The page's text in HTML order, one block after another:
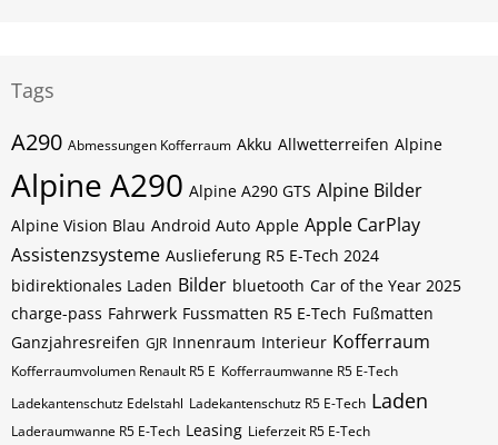
Tags
A290 Abmessungen Kofferraum Akku Allwetterreifen Alpine
Alpine A290 Alpine A290 GTS Alpine Bilder
Alpine Vision Blau Android Auto Apple Apple CarPlay
Assistenzsysteme Auslieferung R5 E-Tech 2024
bidirektionales Laden Bilder bluetooth Car of the Year 2025
charge-pass Fahrwerk Fussmatten R5 E-Tech Fußmatten
Ganzjahresreifen GJR Innenraum Interieur Kofferraum
Kofferraumvolumen Renault R5 E Kofferraumwanne R5 E-Tech
Ladekantenschutz Edelstahl Ladekantenschutz R5 E-Tech Laden
Laderaumwanne R5 E-Tech Leasing Lieferzeit R5 E-Tech